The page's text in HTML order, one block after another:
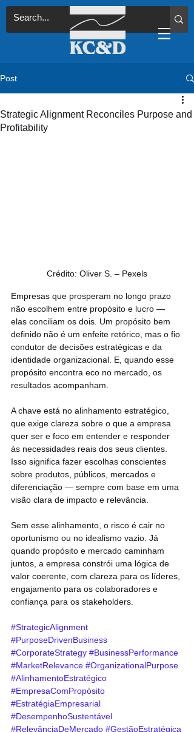
Post
Strategic Alignment Reconciles Purpose and
Profitability
Crédito: Oliver S. – Pexels
Empresas que prosperam no longo prazo
não escolhem entre propósito e lucro —
elas conciliam os dois. Um propósito bem
definido não é um enfeite retórico, mas o fio
condutor de decisões estratégicas e da
identidade organizacional. E, quando esse
propósito encontra eco no mercado, os
resultados acompanham.
A chave está no alinhamento estratégico,
que exige clareza sobre o que a empresa
quer ser e foco em entender e responder
às necessidades reais dos seus clientes.
Isso significa fazer escolhas conscientes
sobre produtos, públicos, mercados e
diferenciação — sempre com base em uma
visão clara de impacto e relevância.
Sem esse alinhamento, o risco é cair no
oportunismo ou no idealismo vazio. Já
quando propósito e mercado caminham
juntos, a empresa constrói uma lógica de
valor coerente, com clareza para os líderes,
engajamento para os colaboradores e
confiança para os stakeholders.
#StrategicAlignment
#PurposeDrivenBusiness
#CorporateStrategy #BusinessPerformance
#MarketRelevance #OrganizationalPurpose
#AlinhamentoEstratégico
#EmpresaComPropósito
#EstratégiaEmpresarial
#DesempenhoSustentável
#RelevânciaDeMercado #GestãoEstratégica